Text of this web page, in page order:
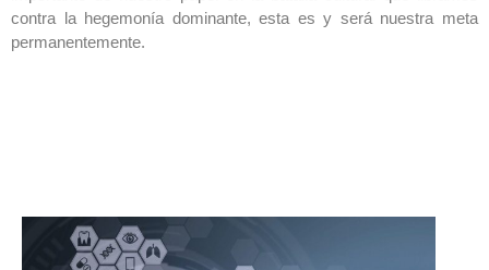
contra la hegemonía dominante, esta es y será nuestra meta
permanentemente.